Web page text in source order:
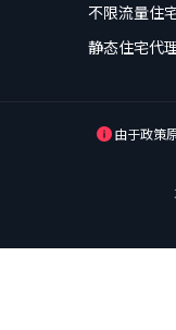
不限流量住
静态住宅代
由于政策